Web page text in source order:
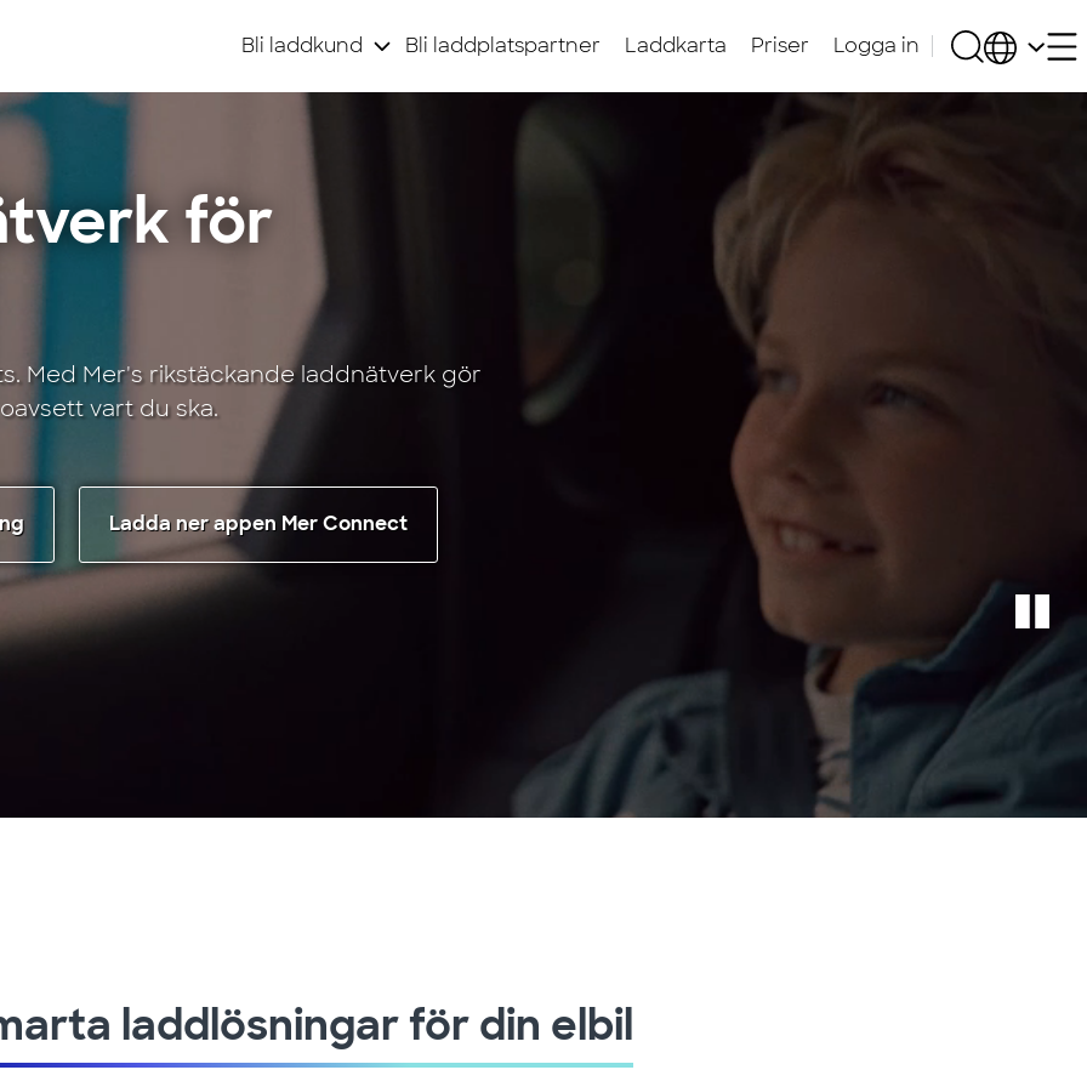
Bli laddkund Bli laddplatspartner Laddkarta Priser Logga in
för
Med Mer's rikstäckande laddnätverk gör
vart du ska.
Ladda ner appen Mer Connect
laddlösningar för din elbil